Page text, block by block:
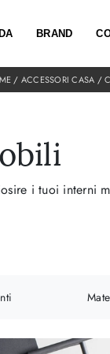
BRAND
/ ACCESSORI CASA /
i tuoi interni